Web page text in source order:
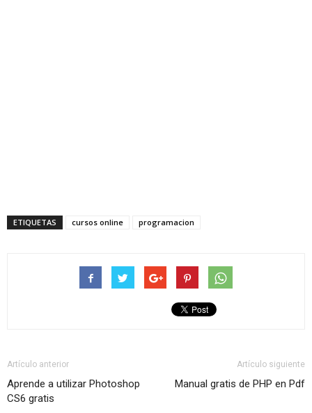
ETIQUETAS cursos online programacion
Artículo anterior
Aprende a utilizar Photoshop
CS6 gratis
Artículo siguiente
Manual gratis de PHP en Pdf